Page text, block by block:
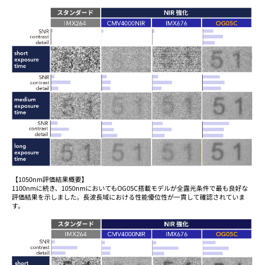
【1050nm評価結果概要】
1100nmに続き、1050nmにおいてもOG05C搭載モデルが全露光条件で最も良好な
評価結果を示しました。長波長域における性能優位性が一貫して確認されていま
す。